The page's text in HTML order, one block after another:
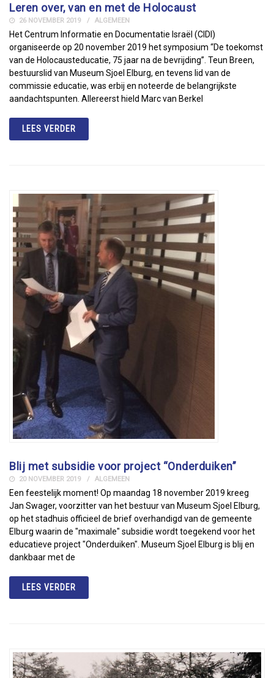
Leren over, van en met de Holocaust
26 NOVEMBER 2019 ALGEMEEN
Het Centrum Informatie en Documentatie Israël (CIDI)
organiseerde op 20 november 2019 het symposium “De toekomst
van de Holocausteducatie, 75 jaar na de bevrijding”. Teun Breen,
bestuurslid van Museum Sjoel Elburg, en tevens lid van de
commissie educatie, was erbij en noteerde de belangrijkste
aandachtspunten. Allereerst hield Marc van Berkel
LEES VERDER
Blij met subsidie voor project “Onderduiken”
20 NOVEMBER 2019 ALGEMEEN
Een feestelijk moment! Op maandag 18 november 2019 kreeg
Jan Swager, voorzitter van het bestuur van Museum Sjoel Elburg,
op het stadhuis officieel de brief overhandigd van de gemeente
Elburg waarin de "maximale" subsidie wordt toegekend voor het
educatieve project "Onderduiken". Museum Sjoel Elburg is blij en
dankbaar met de
LEES VERDER